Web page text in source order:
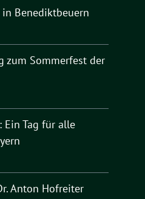
Benediktbeuern
zum Sommerfest der
Ein Tag für alle
Anton Hofreiter